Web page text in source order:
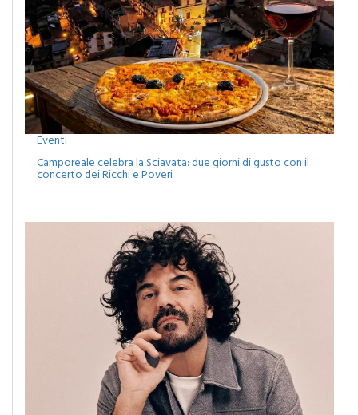
Eventi
Camporeale celebra la Sciavata: due giorni di gusto con il
concerto dei Ricchi e Poveri